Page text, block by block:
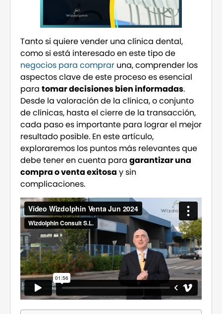
Tanto si quiere vender una clínica dental,
como si está interesado en este tipo de
negocios para comprar una, comprender los
aspectos clave de este proceso es esencial
para tomar decisiones bien informadas.
Desde la valoración de la clínica, o conjunto
de clínicas, hasta el cierre de la transacción,
cada paso es importante para lograr el mejor
resultado posible. En este artículo,
exploraremos los puntos más relevantes que
debe tener en cuenta para garantizar una
compra o venta exitosa y sin
complicaciones.